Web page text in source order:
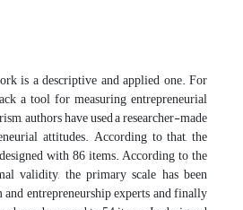
is a descriptive and applied one. For
a tool for measuring entrepreneurial
authors have used a researcher-made
attitudes. According to that, the
with 86 items. According to the
validity, the primary scale has been
entrepreneurship experts and finally